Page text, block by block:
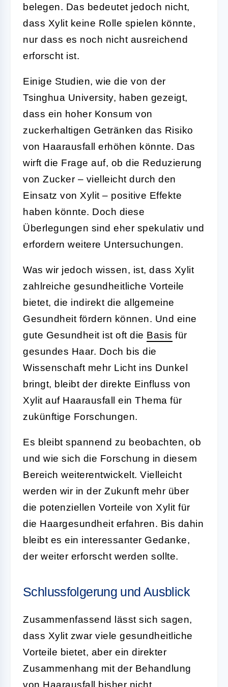
belegen. Das bedeutet jedoch nicht,
dass Xylit keine Rolle spielen könnte,
nur dass es noch nicht ausreichend
erforscht ist.
Einige Studien, wie die von der
Tsinghua University, haben gezeigt,
dass ein hoher Konsum von
zuckerhaltigen Getränken das Risiko
von Haarausfall erhöhen könnte. Das
wirft die Frage auf, ob die Reduzierung
von Zucker – vielleicht durch den
Einsatz von Xylit – positive Effekte
haben könnte. Doch diese
Überlegungen sind eher spekulativ und
erfordern weitere Untersuchungen.
Was wir jedoch wissen, ist, dass Xylit
zahlreiche gesundheitliche Vorteile
bietet, die indirekt die allgemeine
Gesundheit fördern können. Und eine
gute Gesundheit ist oft die Basis für
gesundes Haar. Doch bis die
Wissenschaft mehr Licht ins Dunkel
bringt, bleibt der direkte Einfluss von
Xylit auf Haarausfall ein Thema für
zukünftige Forschungen.
Es bleibt spannend zu beobachten, ob
und wie sich die Forschung in diesem
Bereich weiterentwickelt. Vielleicht
werden wir in der Zukunft mehr über
die potenziellen Vorteile von Xylit für
die Haargesundheit erfahren. Bis dahin
bleibt es ein interessanter Gedanke,
der weiter erforscht werden sollte.
Schlussfolgerung und Ausblick
Zusammenfassend lässt sich sagen,
dass Xylit zwar viele gesundheitliche
Vorteile bietet, aber ein direkter
Zusammenhang mit der Behandlung
von Haarausfall bisher nicht